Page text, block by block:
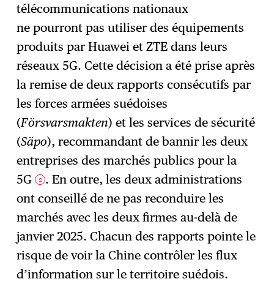
télécommunications nationaux
ne pourront pas utiliser des équipements
produits par Huawei et ZTE dans leurs
réseaux 5G. Cette décision a été prise après
la remise de deux rapports consécutifs par
les forces armées suédoises
(Försvarsmakten) et les services de sécurité
(Säpo), recommandant de bannir les deux
entreprises des marchés publics pour la
5G 2 . En outre, les deux administrations
ont conseillé de ne pas reconduire les
marchés avec les deux firmes au-delà de
janvier 2025. Chacun des rapports pointe le
risque de voir la Chine contrôler les flux
d’information sur le territoire suédois.